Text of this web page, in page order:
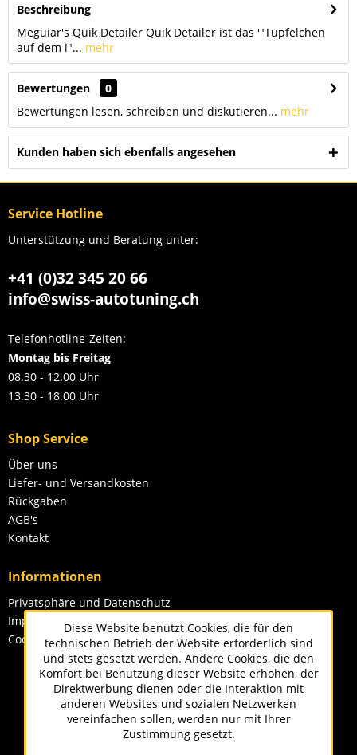
Beschreibung
Meguiar's Quik Detailer Quik Detailer ist das '"Tüpfelchen
auf dem i"... mehr
Bewertungen
0
Bewertungen lesen, schreiben und diskutieren... mehr
Kunden haben sich ebenfalls angesehen
Service Hotline
Unterstützung und Beratung unter:
+41 (0)32 345 20 66
info@swiss-autotuning.ch
Telefonhotline-Zeiten:
Montag bis Freitag
08.30 - 12.00 Uhr
13.30 - 18.00 Uhr
Shop Service
Über uns
Liefer- und Versandkosten
Rückgaben
AGB's
Kontakt
Informationen
Privatsphäre und Datenschutz
Impressum
Cookie-Einstellungen
Diese Website benutzt Cookies, die für den
technischen Betrieb der Website erforderlich sind
und stets gesetzt werden. Andere Cookies, die den
Komfort bei Benutzung dieser Website erhöhen, der
Direktwerbung dienen oder die Interaktion mit
anderen Websites und sozialen Netzwerken
vereinfachen sollen, werden nur mit Ihrer
Zustimmung gesetzt.